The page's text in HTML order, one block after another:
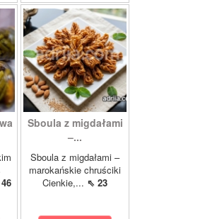
Sboula z migdałami
–...
Sboula z migdałami –
marokańskie chruściki
Cienkie,... ⇖ 23